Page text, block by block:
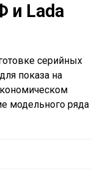
и Lada
серийных
показа на
модельного ряда